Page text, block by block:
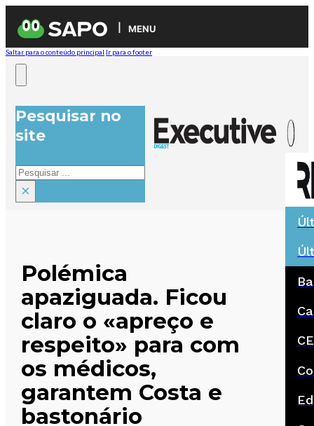
MENU
Saltar para o conteúdo principal Ir para o footer
Pesquisar no
site
Pesquisar
×
Polémica
apaziguada. Ficou
claro o «apreço e
respeito» para com
os médicos,
garantem Costa e
bastonário